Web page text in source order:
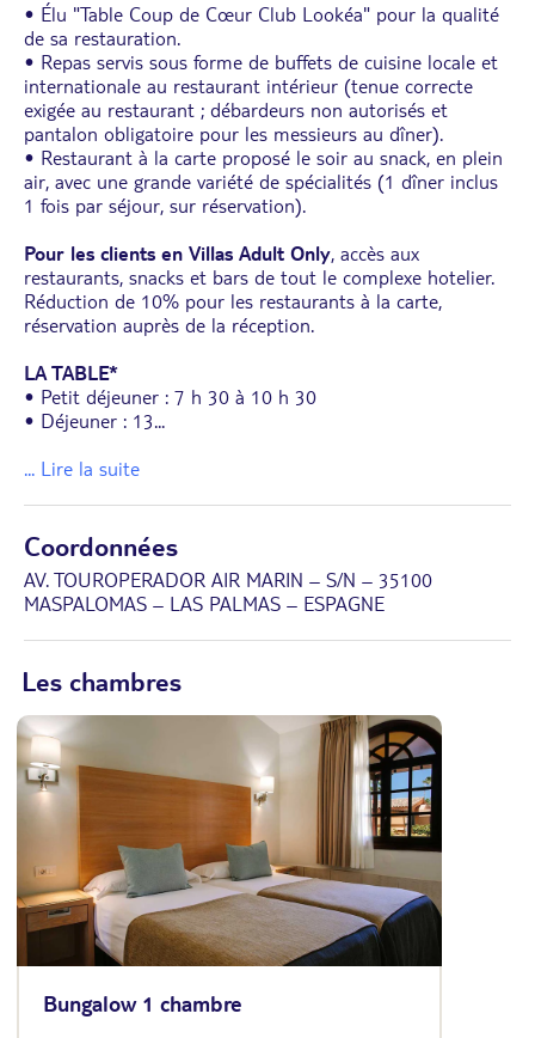
• Élu "Table Coup de Cœur Club Lookéa" pour la qualité
de sa restauration.
• Repas servis sous forme de buffets de cuisine locale et
internationale au restaurant intérieur (tenue correcte
exigée au restaurant ; débardeurs non autorisés et
pantalon obligatoire pour les messieurs au dîner).
• Restaurant à la carte proposé le soir au snack, en plein
air, avec une grande variété de spécialités (1 dîner inclus
1 fois par séjour, sur réservation).
Pour les clients en Villas Adult Only, accès aux
restaurants, snacks et bars de tout le complexe hotelier.
Réduction de 10% pour les restaurants à la carte,
réservation auprès de la réception.
LA TABLE*
• Petit déjeuner : 7 h 30 à 10 h 30
• Déjeuner : 13...
... Lire la suite
Coordonnées
AV. TOUROPERADOR AIR MARIN – S/N – 35100
MASPALOMAS – LAS PALMAS – ESPAGNE
Les chambres
Bungalow 1 chambre